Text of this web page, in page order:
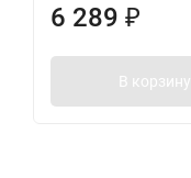
6 289 ₽
В корзину